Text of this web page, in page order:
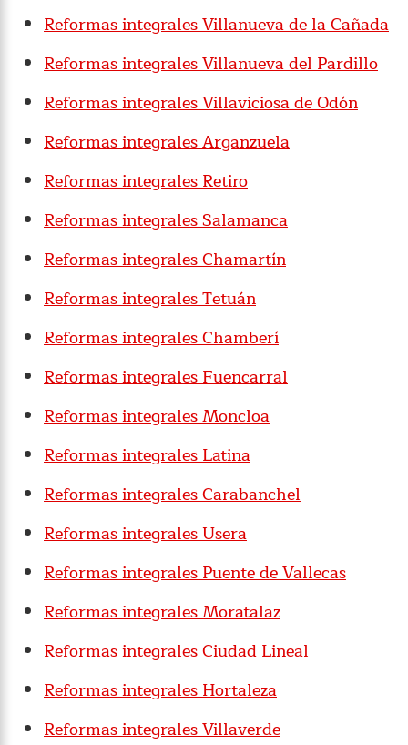
Reformas integrales Villanueva de la Cañada
Reformas integrales Villanueva del Pardillo
Reformas integrales Villaviciosa de Odón
Reformas integrales Arganzuela
Reformas integrales Retiro
Reformas integrales Salamanca
Reformas integrales Chamartín
Reformas integrales Tetuán
Reformas integrales Chamberí
Reformas integrales Fuencarral
Reformas integrales Moncloa
Reformas integrales Latina
Reformas integrales Carabanchel
Reformas integrales Usera
Reformas integrales Puente de Vallecas
Reformas integrales Moratalaz
Reformas integrales Ciudad Lineal
Reformas integrales Hortaleza
Reformas integrales Villaverde